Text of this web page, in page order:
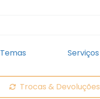
Temas Serviços
Trocas & Devoluções